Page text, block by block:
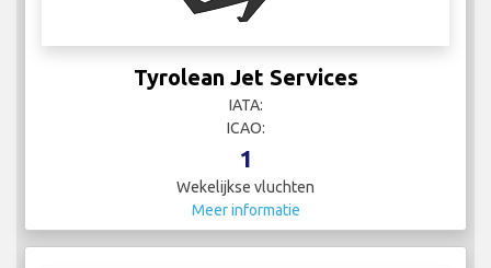
Tyrolean Jet Services
IATA:
ICAO:
1
Wekelijkse vluchten
Meer informatie